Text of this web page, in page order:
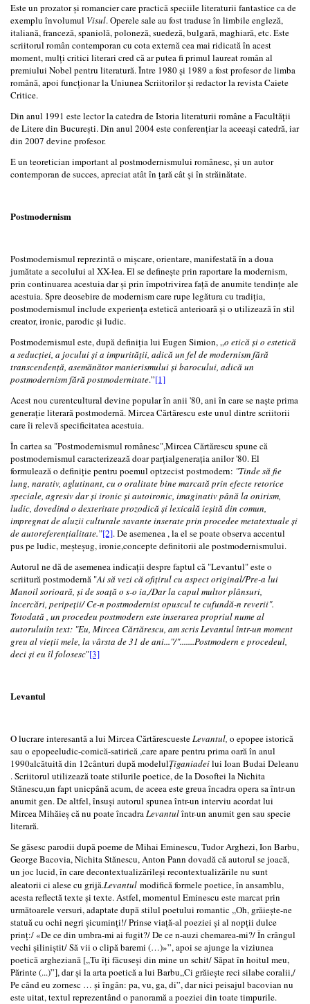
Este un prozator și romancier care practică speciile literaturii fantastice ca de
exemplu învolumul Visul. Operele sale au fost traduse în limbile engleză,
italiană, franceză, spaniolă, poloneză, suedeză, bulgară, maghiară, etc. Este
scriitorul român contemporan cu cota externă cea mai ridicată în acest
moment, mulți critici literari cred că ar putea fi primul laureat român al
premiului Nobel pentru literatură. Între 1980 și 1989 a fost profesor de limba
română, apoi funcționar la Uniunea Scriitorilor și redactor la revista Caiete
Critice.
Din anul 1991 este lector la catedra de Istoria literaturii române a Facultății
de Litere din București. Din anul 2004 este conferențiar la aceeași catedră, iar
din 2007 devine profesor.
E un teoretician important al postmodernismului românesc, și un autor
contemporan de succes, apreciat atât în țară cât și în străinătate.
Postmodernism
Postmodernismul reprezintă o mișcare, orientare, manifestată în a doua
jumătate a secolului al XX-lea. El se definește prin raportare la modernism,
prin continuarea acestuia dar și prin împotrivirea față de anumite tendințe ale
acestuia. Spre deosebire de modernism care rupe legătura cu tradiția,
postmodernismul include experiența estetică anterioară și o utilizează în stil
creator, ironic, parodic și ludic.
Postmodernismul este, după definiția lui Eugen Simion, „o etică și o estetică
a seducției, a jocului și a impurității, adică un fel de modernism fără
transcendență, asemănător manierismului și barocului, adică un
postmodernism fără postmodernitate.”[1]
Acest nou curentcultural devine popular în anii '80, ani în care se naște prima
generație literară postmodernă. Mircea Cărtărescu este unul dintre scriitorii
care îi relevă specificitatea acestuia.
În cartea sa "Postmodernismul românesc",Mircea Cărtărescu spune că
postmodernismul caracterizează doar parțialgenerația anilor '80. El
formulează o definiție pentru poemul optzecist postmodern: "Tinde să fie
lung, narativ, aglutinant, cu o oralitate bine marcată prin efecte retorice
speciale, agresiv dar și ironic și autoironic, imaginativ până la onirism,
ludic, dovedind o dexteritate prozodică și lexicală ieșită din comun,
impregnat de aluzii culturale savante inserate prin procedee metatextuale și
de autoreferenţialitate.”[2]. De asemenea , la el se poate observa accentul
pus pe ludic, meșteșug, ironie,concepte definitorii ale postmodernismului.
Autorul ne dă de asemenea indicații despre faptul că "Levantul" este o
scriitură postmodernă "Ai să vezi că ofiţirul cu aspect original/Pre-a lui
Manoil sorioară, și de soaţă o s-o ia,/Dar la capul multor plânsuri,
încercări, peripeţii/ Ce-n postmodernist opuscul te cufundă-n reverii".
Totodată , un procedeu postmodern este inserarea propriul nume al
autoruluiîn text: "Eu, Mircea Cărtărescu, am scris Levantul într-un moment
greu al vieții mele, la vârsta de 31 de ani..."/".......Postmodern e procedeul,
deci și eu îl folosesc"[3]
Levantul
O lucrare interesantă a lui Mircea CărtărescuesteLevantul, o epopee istorică
sau o epopeeludic-comică-satirică ,care apare pentru prima oară în anul
1990alcătuită din 12cânturi după modelulȚiganiadeilui Ioan Budai Deleanu
. Scriitorul utilizează toate stilurile poetice, de la Dosoftei la Nichita
Stănescu,un fapt unicpână acum, de aceea este greua încadra opera sa într-un
anumit gen. De altfel, însuși autorul spunea într-un interviu acordat lui
Mircea Mihăieș că nu poate încadraLevantulîntr-un anumit gen sau specie
literară.
Se găsesc parodii după poeme de Mihai Eminescu, Tudor Arghezi, Ion Barbu,
George Bacovia, Nichita Stănescu, Anton Pann dovadă că autorul se joacă,
un joc lucid, în care decontextualizărileși recontextualizările nu sunt
aleatorii ci alese cu grijă.Levantul modifică formele poetice, în ansamblu,
acesta reflectă texte și texte. Astfel, momentul Eminescu este marcat prin
următoarele versuri, adaptate după stilul poetului romantic ,,Oh, grăiește-ne
statuă cu ochi negri șicuminți!/ Prinse viață-al poeziei și al nopții dulce
prinț:/ «De ce din umbra-mi ai fugit?/ De ce n-auzi chemarea-mi?/ În crângul
vechi șiliniștit/ Să vii o clipă baremi (…)»”, apoi se ajunge la viziunea
poetică argheziană [,,Tu îți făcuseși din mine un schit/ Săpat în hoitul meu,
Părinte (...)”], dar și la arta poetică a lui Barbu,,Ci grăiește reci silabe coralii,/
Pe când eu zornesc … și îngân: pa, vu, ga, di”, dar nici peisajul bacovian nu
este uitat, textul reprezentând o panoramă a poeziei din toate timpurile.